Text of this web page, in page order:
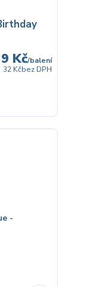
Kč/balení
32 Kčbez DPH